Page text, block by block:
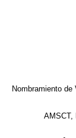
Nombramiento
AMSCT,